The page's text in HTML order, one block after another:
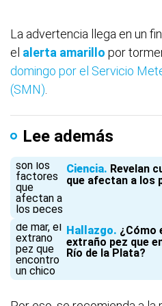
La advertencia llega en un
el alerta amarillo por
domingo por el Servicio
(SMN)
Lee además
Ciencia Revelan
que afectan a los
Hallazgo ¿Cómo
extraño pez que
Río de la Plata?